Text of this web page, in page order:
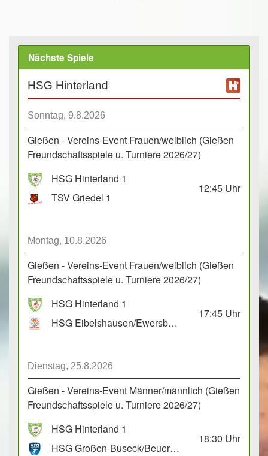
Nächste Spiele
HSG Hinterland
Sonntag, 9.8.2026
Gießen - Vereins-Event Frauen/weiblich (Gießen
Freundschaftsspiele u. Turniere 2026/27)
HSG Hinterland 1
TSV Griedel 1
12:45 Uhr
Montag, 10.8.2026
Gießen - Vereins-Event Frauen/weiblich (Gießen
Freundschaftsspiele u. Turniere 2026/27)
HSG Hinterland 1
HSG Eibelshausen/Ewersbach GbR 2
17:45 Uhr
Dienstag, 25.8.2026
Gießen - Vereins-Event Männer/männlich (Gießen
Freundschaftsspiele u. Turniere 2026/27)
HSG Hinterland 1
HSG Großen-Buseck/Beuern 1
18:30 Uhr